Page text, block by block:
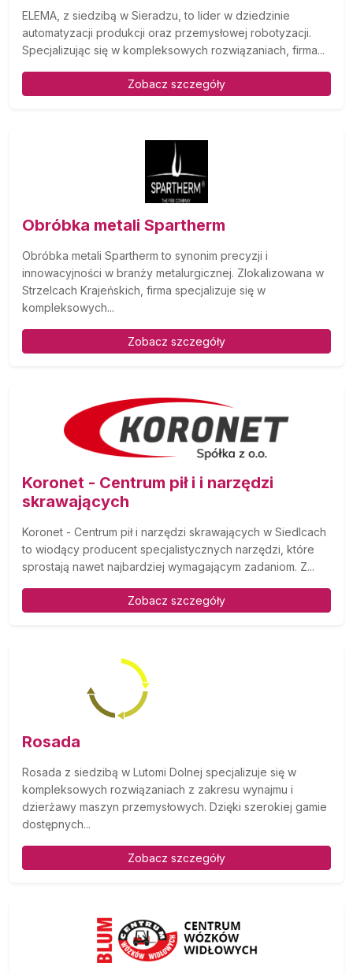
ELEMA, z siedzibą w Sieradzu, to lider w dziedzinie
automatyzacji produkcji oraz przemysłowej robotyzacji.
Specjalizując się w kompleksowych rozwiązaniach, firma...
Zobacz szczegóły
Obróbka metali Spartherm
Obróbka metali Spartherm to synonim precyzji i
innowacyjności w branży metalurgicznej. Zlokalizowana w
Strzelcach Krajeńskich, firma specjalizuje się w
kompleksowych...
Zobacz szczegóły
Koronet - Centrum pił i i narzędzi
skrawających
Koronet - Centrum pił i narzędzi skrawających w Siedlcach
to wiodący producent specjalistycznych narzędzi, które
sprostają nawet najbardziej wymagającym zadaniom. Z...
Zobacz szczegóły
Rosada
Rosada z siedzibą w Lutomi Dolnej specjalizuje się w
kompleksowych rozwiązaniach z zakresu wynajmu i
dzierżawy maszyn przemysłowych. Dzięki szerokiej gamie
dostępnych...
Zobacz szczegóły